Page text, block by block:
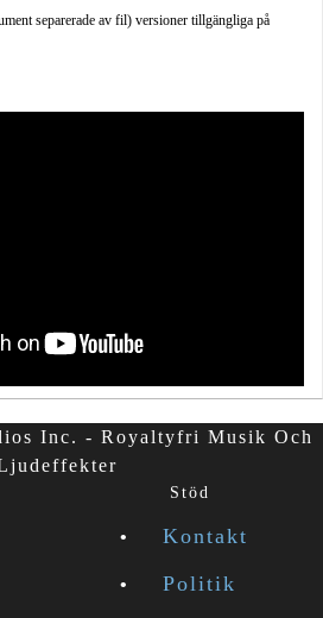
separerade av fil) versioner tillgängliga på
Inc. - Royaltyfri Musik Och
Stöd
Kontakt
Politik